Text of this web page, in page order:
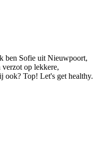
ben Sofie uit Nieuwpoort,
verzot op lekkere,
ook? Top! Let's get healthy.